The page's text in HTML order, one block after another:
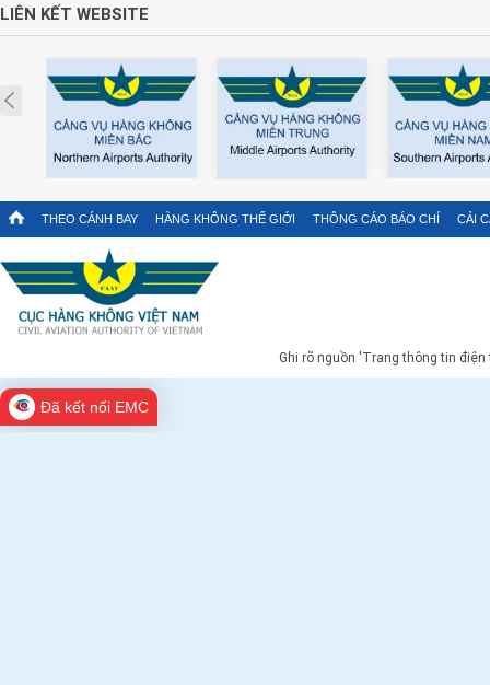
LIÊN KẾT WEBSITE
Prev
THEO CÁNH BAY HÀNG KHÔNG THẾ GIỚI THÔNG CÁO BÁO CHÍ CẢI
Ghi rõ nguồn 'Trang thông tin
Đã kết nối EMC